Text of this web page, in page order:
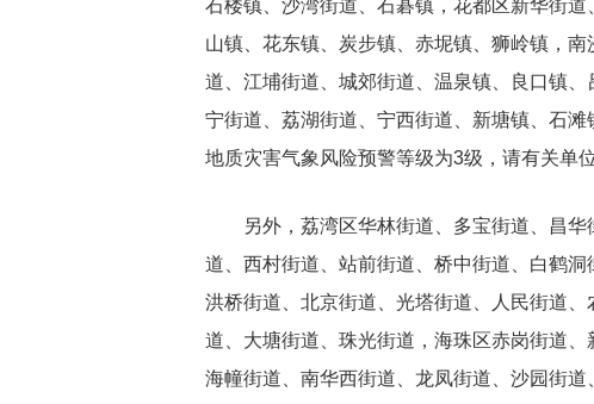
石楼镇、沙湾街道、石碁镇，花都区新华街
山镇、花东镇、炭步镇、赤坭镇、狮岭镇，
道、江埔街道、城郊街道、温泉镇、良口镇
宁街道、荔湖街道、宁西街道、新塘镇、石
地质灾害气象风险预警等级为3级，请有关单
另外，荔湾区华林街道、多宝街道、昌
道、西村街道、站前街道、桥中街道、白鹤
洪桥街道、北京街道、光塔街道、人民街道
道、大塘街道、珠光街道，海珠区赤岗街道
海幢街道、南华西街道、龙凤街道、沙园街